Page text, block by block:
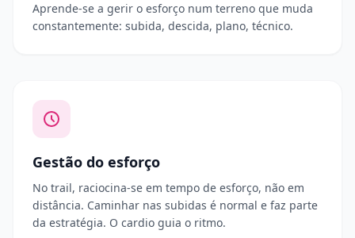
Aprende-se a gerir o esforço num terreno que muda
constantemente: subida, descida, plano, técnico.
Gestão do esforço
No trail, raciocina-se em tempo de esforço, não em
distância. Caminhar nas subidas é normal e faz parte
da estratégia. O cardio guia o ritmo.